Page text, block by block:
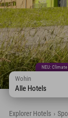
NEU:
Wohin
Alle Hotels
Explorer Hotels ›